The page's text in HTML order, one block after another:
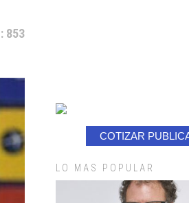
853
COTIZAR
LO MAS POPULAR